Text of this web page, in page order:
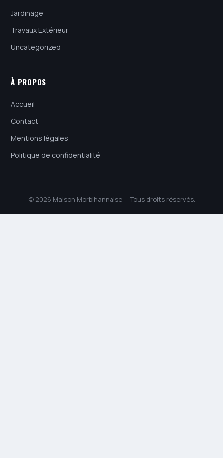
Jardinage
Travaux Extérieur
Uncategorized
À PROPOS
Accueil
Contact
Mentions légales
Politique de confidentialité
© 2026 Maison Morbihannaise — Tous droits réservés.